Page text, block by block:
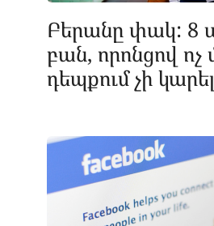
Բերանը փակ: 8
բան, որոնցով ոչ
դեպքում չի